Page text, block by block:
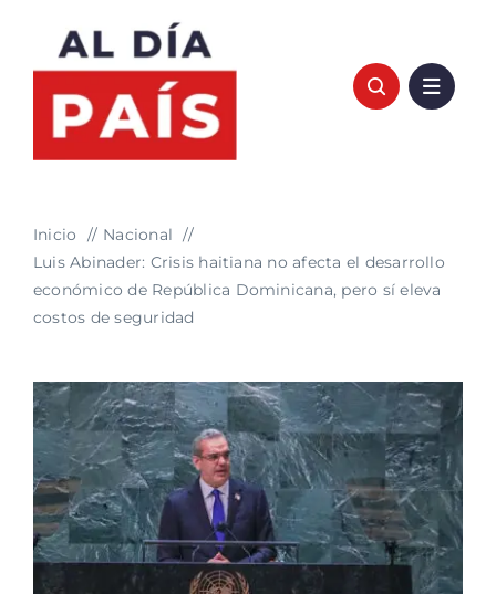
contenido
Inicio
Nacional
Luis Abinader: Crisis haitiana no afecta el desarrollo
económico de República Dominicana, pero sí eleva
costos de seguridad